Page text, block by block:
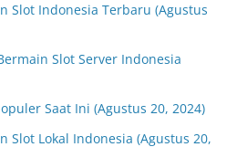
Slot Indonesia Terbaru (Agustus
Slot Server Indonesia
Saat Ini (Agustus 20, 2024)
Slot Lokal Indonesia (Agustus 20,